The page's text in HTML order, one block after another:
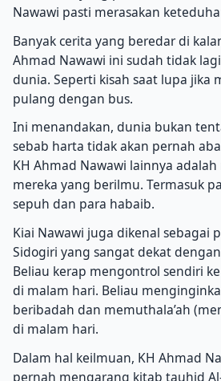
Nawawi pasti merasakan
Banyak cerita yang beredar di
Ahmad Nawawi ini sudah tidak
dunia. Seperti kisah saat lupa jika
pulang dengan bus.
Ini menandakan, dunia bukan
sebab harta tidak akan pernah
KH Ahmad Nawawi lainnya
mereka yang berilmu. Termasuk
sepuh dan para habaib.
Kiai Nawawi juga dikenal sebagai
Sidogiri yang sangat dekat
Beliau kerap mengontrol sendiri
di malam hari. Beliau
beribadah dan memuthala’ah
di malam hari.
Dalam hal keilmuan, KH Ahmad
pernah mengarang kitab tauhid